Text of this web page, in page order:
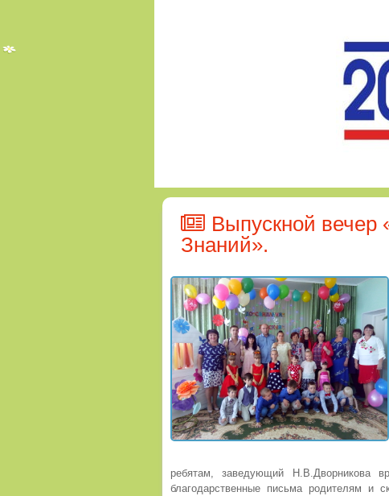
Выпускной вечер
Знаний».
ребятам, заведующий Н.В.Дворникова
благодарственные письма родителям и